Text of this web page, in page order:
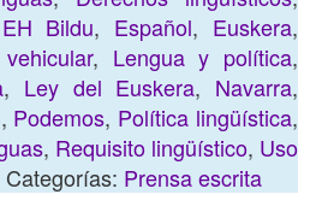
EH Bildu, Español, Euskera,
, Lengua y política,
, Ley del Euskera, Navarra,
, Podemos, Política lingüística,
, Requisito lingüístico, Uso
Categorías: Prensa escrita